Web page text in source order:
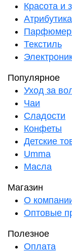
Красота и
Атрибутика
Текстиль
Популярное
Уход за
Чаи
Сладости
Конфеты
Детские
Umma
Масла
Магазин
О
Оптовые
Полезное
Оплата